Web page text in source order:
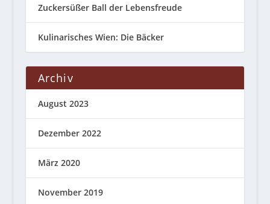
Zuckersüßer Ball der Lebensfreude
Kulinarisches Wien: Die Bäcker
Archiv
August 2023
Dezember 2022
März 2020
November 2019